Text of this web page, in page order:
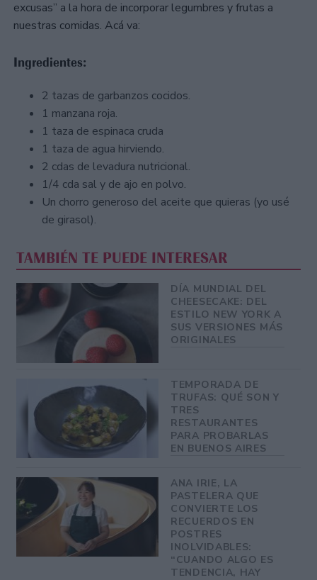
excusas” a la hora de incorporar legumbres y frutas a
nuestras comidas. Acá va:
Ingredientes:
2 tazas de garbanzos cocidos.
1 manzana roja.
1 taza de espinaca cruda
1 taza de agua hirviendo.
2 cdas de levadura nutricional.
1/4 cda sal y de ajo en polvo.
Un chorro generoso del aceite que quieras (yo usé
de girasol).
TAMBIÉN TE PUEDE INTERESAR
DÍA MUNDIAL DEL
CHEESECAKE: DEL
ESTILO NEW YORK A
SUS VERSIONES MÁS
ORIGINALES
TEMPORADA DE
TRUFAS: QUÉ SON Y
TRES
RESTAURANTES
PARA PROBARLAS
EN BUENOS AIRES
ANA IRIE, LA
PASTELERA QUE
CONVIERTE LOS
RECUERDOS EN
POSTRES
INOLVIDABLES:
“CUANDO ALGO ES
TENDENCIA, HAY